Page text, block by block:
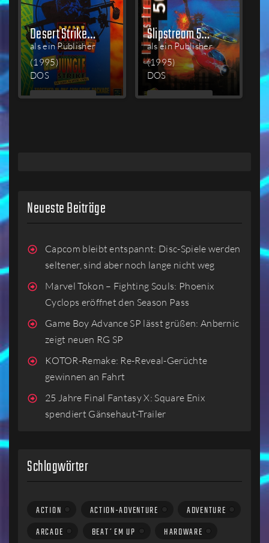
Desert Strike and Jungle Strike
als ein Publisher
(1995)
DOS
MEHR
Slipstream 5000
als ein Publisher
(1995)
DOS
MEHR
Neueste Beiträge
Capcom bleibt entspannt: Disc-Spiele werden
seltener, sind aber noch lange nicht weg
Marvel Tokon – Fighting Souls: Phoenix
Cyclops eröffnet den Season Pass
Game Boy Advance SP lässt grüßen: Anbernic
zeigt neuen RG SP
KOTOR-Remake: Re-Reveal-Gerüchte
gewinnen an Fahrt
25 Jahre Final Fantasy X: Square Enix
spendiert Gänsehaut-Trailer
Schlagwörter
ACTION ACTION-ADVENTURE
ADVENTURE
ARCADE
BEAT´EM UP
HARDWARE